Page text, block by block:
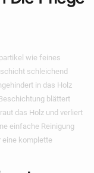
wie feines
schleichend
in das Holz
blättert
das Holz und verliert
einfache Reinigung
eine komplette